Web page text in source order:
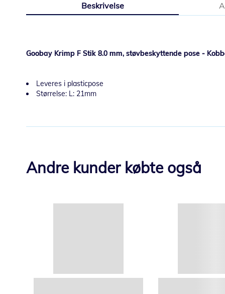
af
Beskrivelse
Goobay Krimp F Stik 8.0 mm, støvbeskyttende pose -
Leveres i plasticpose
Størrelse: L: 21mm
Andre kunder købte også